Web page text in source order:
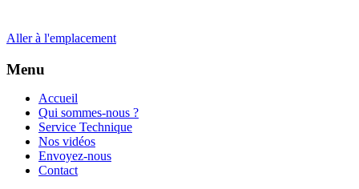
Aller à l'emplacement
Menu
Accueil
Qui sommes-nous ?
Service Technique
Nos vidéos
Envoyez-nous
Contact